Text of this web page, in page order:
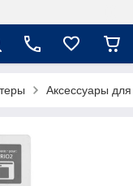
Аксессуары